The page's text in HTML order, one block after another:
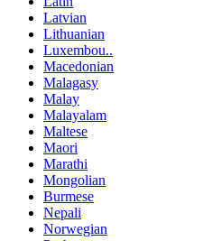
Latvian
Lithuanian
Luxembou..
Macedonian
Malagasy
Malay
Malayalam
Maltese
Maori
Marathi
Mongolian
Burmese
Nepali
Norwegian